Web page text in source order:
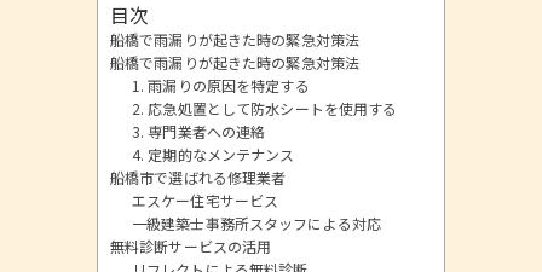
目次
船橋で雨漏りが起きた時の緊急対策法
船橋で雨漏りが起きた時の緊急対策法
1. 雨漏りの原因を特定する
2. 応急処置として防水シートを使用する
3. 専門業者への連絡
4. 定期的なメンテナンス
船橋市で選ばれる修理業者
エスケー住宅サービス
一級建築士事務所スタッフによる対応
無料診断サービスの活用